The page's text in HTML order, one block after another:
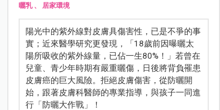
曬乳、 居家環境
陽光中的紫外線對皮膚具傷害性，已是不爭的事
實；近來醫學研究更發現，「18歲前因曝曬太
陽所吸收的紫外線量，已佔一生80%！」若曾在
兒童、青少年時期有嚴重曬傷，日後將背負罹患
皮膚癌的巨大風險。拒絕皮膚傷害，從防曬開
始，跟著皮膚科醫師的專業指導，與孩子一同進
行「防曬大作戰」！